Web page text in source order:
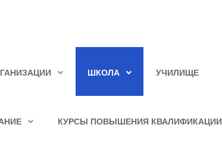
ШКОЛА УЧИЛИЩЕ
КУРСЫ ПОВЫШЕНИЯ КВАЛИФИКАЦИИ